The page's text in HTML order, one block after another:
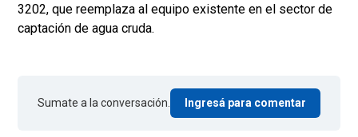
3202, que reemplaza al equipo existente en el sector de
captación de agua cruda.
Sumate a la conversación. Ingresá para comentar